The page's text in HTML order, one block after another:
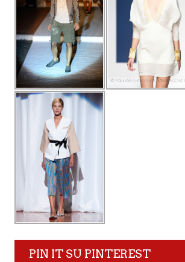
PIN IT SU PINTEREST